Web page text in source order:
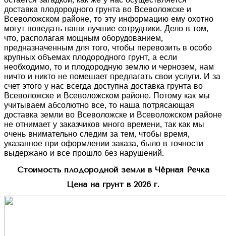
доставка плодородного грунта во Всеволожске и
Всеволожском районе, то эту информацию ему охотно
могут поведать наши лучшие сотрудники. Дело в том,
что, располагая мощным оборудованием,
предназначенным для того, чтобы перевозить в особо
крупных объемах плодородного грунт, а если
необходимо, то и плодородную землю и чернозем, нам
ничто и никто не помешает предлагать свои услуги. И за
счет этого у нас всегда доступна доставка грунта во
Всеволожске и Всеволожском районе. Потому как мы
учитываем абсолютно все, то наша потрясающая
доставка земли во Всеволожске и Всеволожском районе
не отнимает у заказчиков много времени, так как мы
очень внимательно следим за тем, чтобы время,
указанное при оформлении заказа, было в точности
выдержано и все прошло без нарушений.
Стоимость плодородной земли в Чёрная Речка
Цена на грунт в 2026 г.